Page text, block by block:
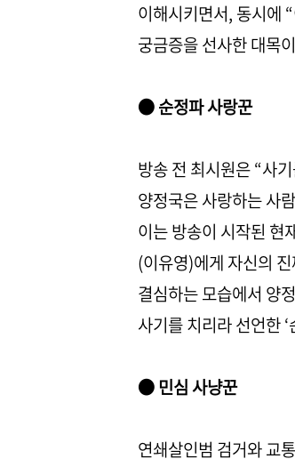
이해시키면서, 동시에
궁금증을 선사한 대목
● 순정파 사랑꾼
방송 전 최시원은 “사
양정국은 사랑하는 사
이는 방송이 시작된 현
(이유영)에게 자신의
결심하는 모습에서 양
사기를 치리라 선언한
● 민심 사냥꾼
연쇄살인범 검거와 교